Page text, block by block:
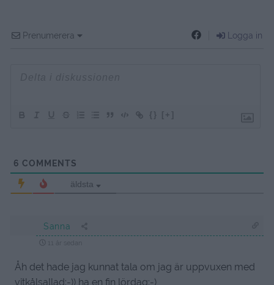
Prenumerera Logga in
{} [+]
6 COMMENTS
äldsta
Sanna
11 år sedan
Åh det hade jag kunnat tala om jag är uppvuxen med
vitkålsallad:-)) ha en fin lördag:-)